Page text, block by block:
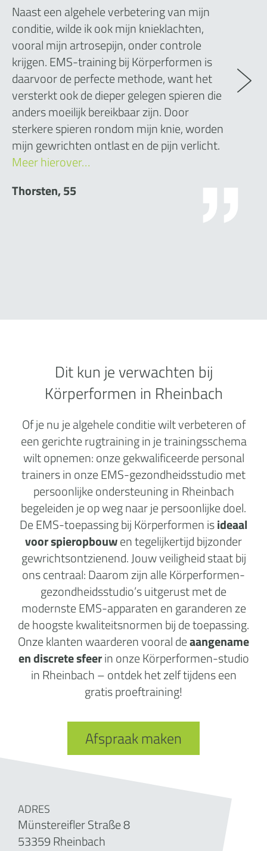
Naast een algehele verbetering van mijn
conditie, wilde ik ook mijn knieklachten,
vooral mijn artrosepijn, onder controle
krijgen. EMS-training bij Körperformen is
daarvoor de perfecte methode, want het
versterkt ook de dieper gelegen spieren die
anders moeilijk bereikbaar zijn. Door
sterkere spieren rondom mijn knie, worden
mijn gewrichten ontlast en de pijn verlicht.
Meer hierover…
Thorsten, 55
Dit kun je verwachten bij
Körperformen in Rheinbach
Of je nu je algehele conditie wilt verbeteren of
een gerichte rugtraining in je trainingsschema
wilt opnemen: onze gekwalificeerde personal
trainers in onze EMS-gezondheidsstudio met
persoonlijke ondersteuning in Rheinbach
begeleiden je op weg naar je persoonlijke doel.
De EMS-toepassing bij Körperformen isideaal
voor spieropbouwen tegelijkertijd bijzonder
gewrichtsontzienend. Jouw veiligheid staat bij
ons centraal: Daarom zijn alle Körperformen-
gezondheidsstudio’s uitgerust met de
modernste EMS-apparaten en garanderen ze
de hoogste kwaliteitsnormen bij de toepassing.
Onze klanten waarderen vooral deaangename
en discrete sfeerin onze Körperformen-studio
in Rheinbach – ontdek het zelf tijdens een
gratis proeftraining!
Afspraak maken
ADRES
Münstereifler Straße 8
53359 Rheinbach